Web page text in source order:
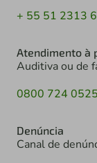
+ 55 51 2313
Atendimento à
Auditiva ou de
0800 724 0525
Denúncia
Canal de